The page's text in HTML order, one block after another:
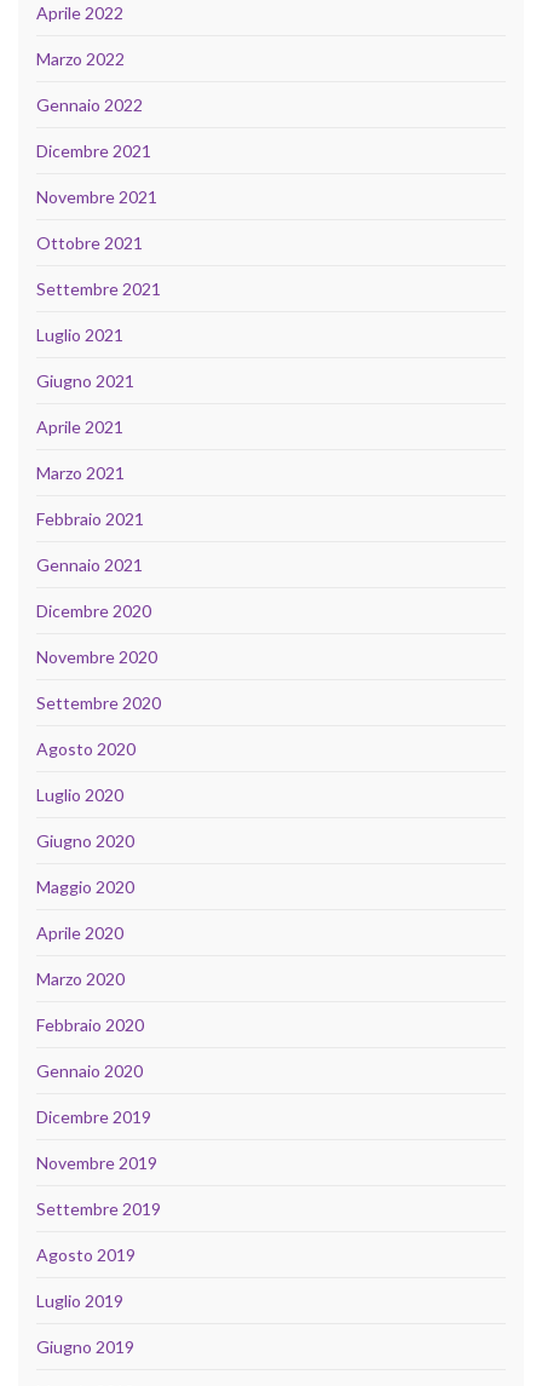
Aprile 2022
Marzo 2022
Gennaio 2022
Dicembre 2021
Novembre 2021
Ottobre 2021
Settembre 2021
Luglio 2021
Giugno 2021
Aprile 2021
Marzo 2021
Febbraio 2021
Gennaio 2021
Dicembre 2020
Novembre 2020
Settembre 2020
Agosto 2020
Luglio 2020
Giugno 2020
Maggio 2020
Aprile 2020
Marzo 2020
Febbraio 2020
Gennaio 2020
Dicembre 2019
Novembre 2019
Settembre 2019
Agosto 2019
Luglio 2019
Giugno 2019